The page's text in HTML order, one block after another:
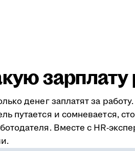
денег заплатят за
путается и сомневается,
Вместе с HR-